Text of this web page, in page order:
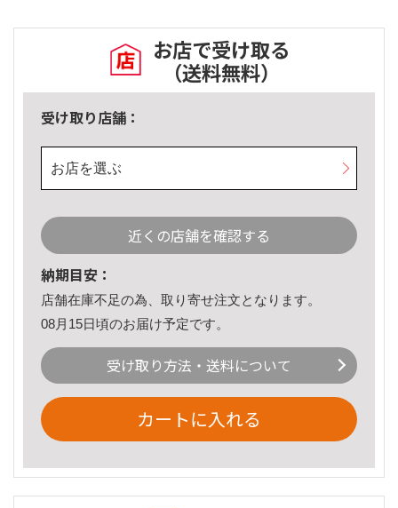
お店で受け取る
（送料無料）
受け取り店舗：
お店を選ぶ
近くの店舗を確認する
納期目安：
店舗在庫不足の為、取り寄せ注文となります。
08月15日頃のお届け予定です。
受け取り方法・送料について
カートに入れる